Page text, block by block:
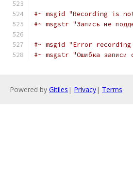
#~ msgid "Recording is
#~ msgstr "Запись не
#~ msgid "Error
#~ msgstr "Ошибка записи
Powered by Gitiles | Privacy| Terms